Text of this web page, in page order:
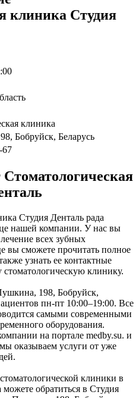
клиника Студия
клиника
Бобруйск, Беларусь
67
Студия Денталь рада
нашей компании. У нас вы
всех зубных
вы сможете прочитать полное
узнать ее контактные
клинику.
198, Бобруйск,
пн-пт 10:00–19:00. Все
самыми современными
оборудования.
на портале medby.su. и
оказываем услуги от уже
клиники в
обратиться в Студия